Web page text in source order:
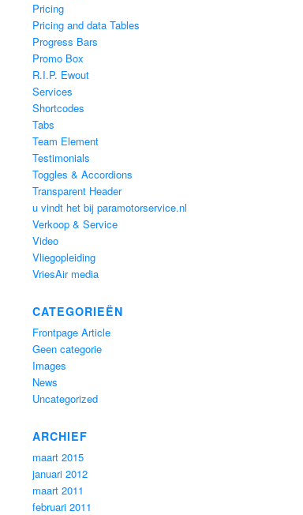
Pricing
Pricing and data Tables
Progress Bars
Promo Box
R.I.P. Ewout
Services
Shortcodes
Tabs
Team Element
Testimonials
Toggles & Accordions
Transparent Header
u vindt het bij paramotorservice.nl
Verkoop & Service
Video
Vliegopleiding
VriesAir media
CATEGORIEËN
Frontpage Article
Geen categorie
Images
News
Uncategorized
ARCHIEF
maart 2015
januari 2012
maart 2011
februari 2011